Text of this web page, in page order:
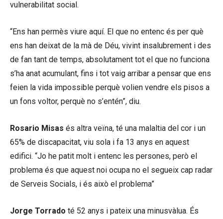
vulnerabilitat social.
“Ens han permès viure aquí. El que no entenc és per què
ens han deixat de la mà de Déu, vivint insalubrement i des
de fan tant de temps, absolutament tot el que no funciona
s’ha anat acumulant, fins i tot vaig arribar a pensar que ens
feien la vida impossible perquè volien vendre els pisos a
un fons voltor, perquè no s’entén”, diu.
Rosario Misas és altra veïna, té una malaltia del cor i un
65% de discapacitat, viu sola i fa 13 anys en aquest
edifici. “Jo he patit molt i entenc les persones, però el
problema és que aquest noi ocupa no el segueix cap radar
de Serveis Socials, i és això el problema”
Jorge Torrado té 52 anys i pateix una minusvàlua. És